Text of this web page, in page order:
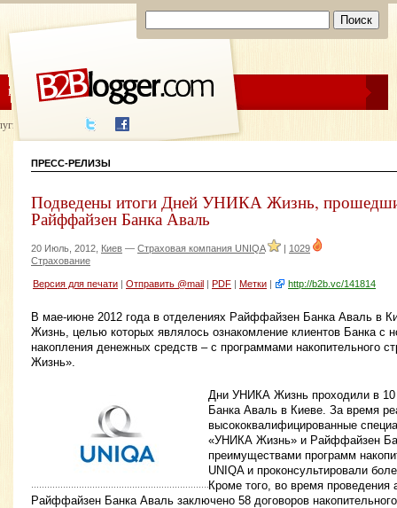
ЦЕНЫ ПОМОЩЬ
написания
ПРЕСС-РЕЛИЗЫ
Подведены итоги Дней УНИКА Жизнь,
Райффайзен Банка Аваль
20 Июль, 2012, Киев — Страховая компания UNIQA | 1029
Страхование
Версия для печати Отправить @mail PDF Метки http://b2b.vc/141814
В мае-июне 2012 года в отделениях Райффайзен Банка Аваль в
Жизнь, целью которых являлось ознакомление клиентов Банка с
накопления денежных средств – с программами накопительного
Жизнь».
Дни УНИКА Жизнь проходили в
Банка Аваль в Киеве. За время
высококвалифицированные
«УНИКА Жизнь» и Райффайзен
преимуществами программ
UNIQA и проконсультировали
Кроме того, во время проведения
Райффайзен Банка Аваль заключено 58 договоров